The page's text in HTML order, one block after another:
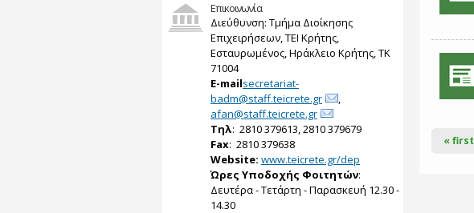
Επικοινωνία
Διεύθυνση: Τμήμα Διοίκησης
Επιχειρήσεων, ΤΕΙ Κρήτης,
Εσταυρωμένος, Ηράκλειο Κρήτης, ΤΚ
71004
E-mailsecretariat-
badm@staff.teicrete.gr
,
afan@staff.teicrete.gr
Tηλ: 2810 379613, 2810 379679
Fax: 2810 379638
Website: www.teicrete.gr/dep
Ώρες Υποδοχής Φοιτητών:
Δευτέρα - Τετάρτη - Παρασκευή 12.30 -
14.30
« first